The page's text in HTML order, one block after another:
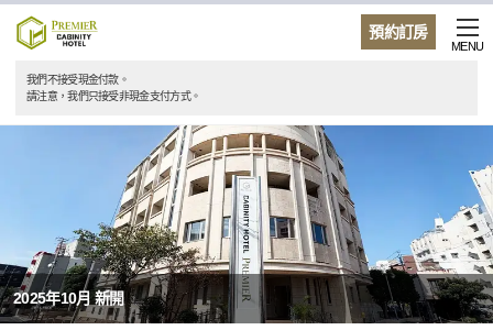
預約訂房
MENU
我們不接受現金付款。
請注意，我們只接受非現金支付方式。
2025年10月 新開